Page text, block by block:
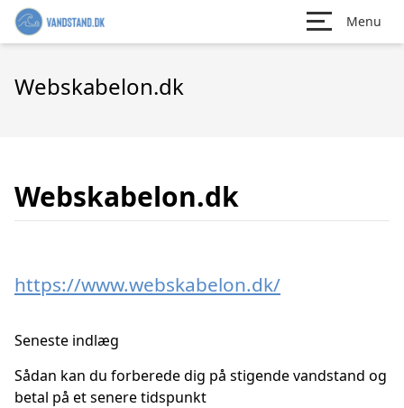
Menu
Webskabelon.dk
Webskabelon.dk
https://www.webskabelon.dk/
Seneste indlæg
Sådan kan du forberede dig på stigende vandstand og
betal på et senere tidspunkt